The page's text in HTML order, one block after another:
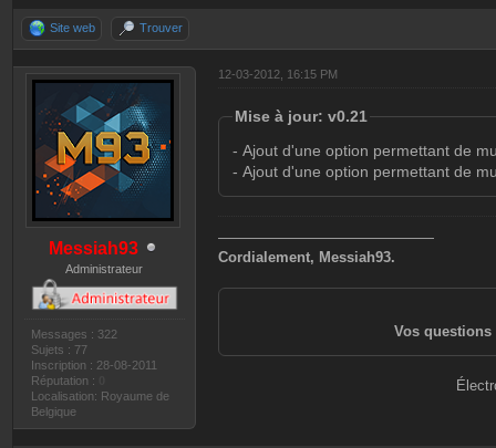
Site web Trouver
Messiah93
Administrateur
Messages : 322
Sujets : 77
Inscription : 28-08-2011
Réputation :
Localisation: Royaume de
Belgique
12-03-2012, 16:15 PM
Mise à jour: v0.21
- Ajout d'une option permettant de
- Ajout d'une option permettant de
———————————————
Cordialement, Messiah93.
Vos questions